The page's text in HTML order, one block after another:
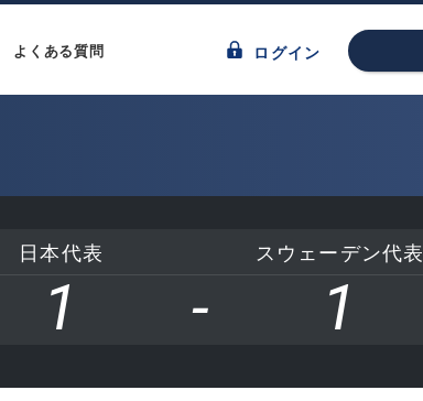
よくある質問 ログイン
日本代表 スウェーデン代表
1 - 1